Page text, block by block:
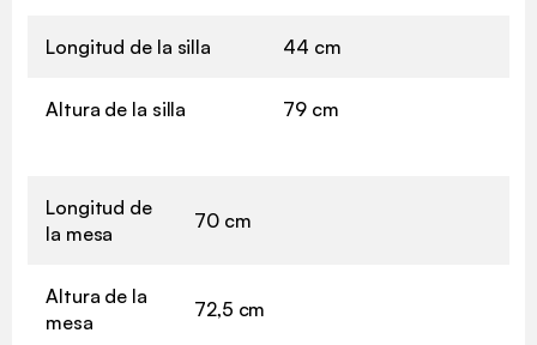
Longitud de la silla 44 cm
Altura de la silla 79 cm
Longitud de
la mesa
70 cm
Altura de la
mesa
72,5 cm